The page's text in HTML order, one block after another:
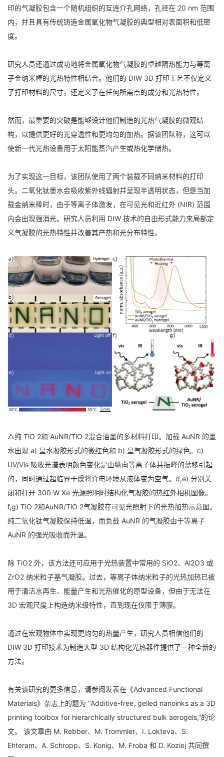
印的气凝胶包含一个随机组织的互连介孔网络，孔径在 20 nm 范围
内，并且具有传统铸造金属氧化物气凝胶的典型相对表面积和低密
度。
研究人员还通过成功地将金属氧化物气凝胶的卓越隔热能力与等离
子金纳米棒的光热特性相结合。他们的 DIW 3D 打印工艺不仅定义
了打印材料的尺寸，还定义了在任何所需点的成分和光热特性。
然而，最重要的突破是能够设计他们制造的光热气凝胶的微观结
构，以提供更好的光穿透性和更均匀的加热。据该团队称，这可以
使新一代光热设备用于太阳能蒸汽产生或热化学储热。
为了实现这一目标，该团队使用了两个装载不同纳米材料的打印
头。二氧化钛墨水会吸收紫外线辐射并呈现半透明状态，但是当加
载金纳米棒时，由于等离子体激发，在可见光和近红外 (NIR) 范围
内会出现强消光。研究人员利用 DIW 技术的自由形式能力来局部定
义气凝胶的光热特性并改善其产热和光分布特性。
△纯 TiO 2和 AuNR/TiO 2混合油墨的多材料打印。加载 AuNR 的墨
水出现 a) 呈水凝胶形式的微红色和 b) 呈气凝胶形式的绿色。c)
UV/Vis 吸收光谱表明颜色变化是由纵向等离子体共振峰的蓝移引起
的，同时通过超临界干燥将介电环境从液体变为空气。d,e) 分别关
闭和打开 300 W Xe 光源照明时结构化气凝胶的热红外相机图像。
f,g) TiO 2和AuNR/TiO 2气凝胶在可见光照射下的光热加热示意图。
纯二氧化钛气凝胶保持低温，而负载 AuNR 的气凝胶由于等离子
AuNR 的强光吸收而升温。
除 TiO2 外，该方法还可应用于光热装置中常用的 SiO2、Al2O3 或
ZrO2 纳米粒子基气凝胶。过去，等离子体纳米粒子的光热加热已被
用于清洁水再生、能量产生和光热催化的原型设备，但由于无法在
3D 宏观尺度上构造纳米级特性，直到现在仅限于薄膜。
通过在宏观物体中实现更均匀的热量产生，研究人员相信他们的
DIW 3D 打印技术为制造大型 3D 结构化光热器件提供了一种全新的
方法。
有关该研究的更多信息，请参阅发表在《Advanced Functional
Materials》杂志上的题为 “Additive-free, gelled nanoinks as a 3D
printing toolbox for hierarchically structured bulk aerogels,”的论
文。 该文章由 M. Rebber、M. Trommler、I. Lokteva、S.
Ehteram、A. Schropp、S. Konig、M. Froba 和 D. Koziej 共同撰